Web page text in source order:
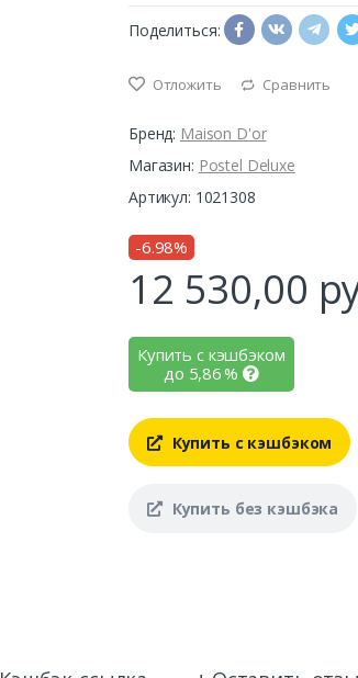
Поделиться:
Отложить Сравнить
Бренд: Maison D'or
Магазин: Postel Deluxe
Артикул: 1021308
-6.98%
12 530,00
Купить с кэшбэком
до 5,86%
Купить с кэшбэком
Купить без кэшбэка